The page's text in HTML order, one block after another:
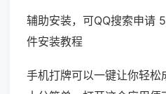
辅助安装，可QQ搜索申请
件安装教程
手机打牌可以一键让你轻松